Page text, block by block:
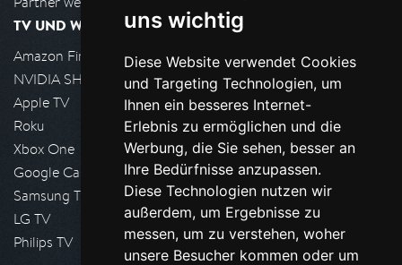
uns wichtig
Diese Website verwendet Cookies
und Targeting Technologien, um
Ihnen ein besseres Internet-
Erlebnis zu ermöglichen und die
Werbung, die Sie sehen, besser an
Ihre Bedürfnisse anzupassen.
Diese Technologien nutzen wir
außerdem, um Ergebnisse zu
messen, um zu verstehen, woher
unsere Besucher kommen oder um
TV UND WOHNZIMMER
Amazon FireTV
NVIDIA SHIELD, Google TV
Apple TV
Roku
Xbox One
Google Cast
Samsung TV
LG TV
Philips TV